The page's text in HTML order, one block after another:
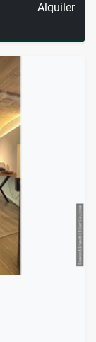
Alquiler